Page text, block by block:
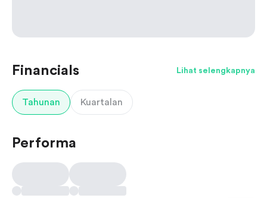
Financials Lihat selengkapnya
Tahunan Kuartalan
Performa